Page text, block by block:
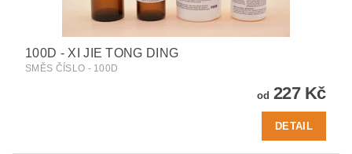
100D - XI JIE TONG DING
SMĚS ČÍSLO - 100D
od 227 Kč
DETAIL